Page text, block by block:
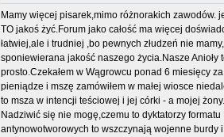
Mamy więcej pisarek,mimo różnorakich zawodów.
TO jakoś żyć.Forum jako całość ma więcej
łatwiej,ale i trudniej ,bo pewnych złudzeń nie
sponiewierana jakość naszego życia.Nasze
prosto.Czekałem w Wągrowcu ponad 6 miesięcy
pieniądze i mszę zamówiłem w małej wiosce
to msza w intencji teściowej i jej córki - a mojej
Nadziwić się nie mogę,czemu to dyktatorzy
antynowotworowych to wszczynają wojenne